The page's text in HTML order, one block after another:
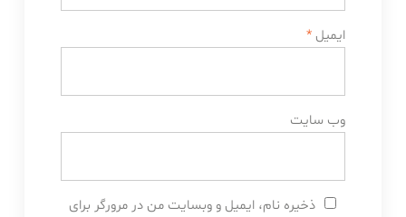
ایمیل *
وب‌ سایت
ذخیره نام، ایمیل و وبسایت من در مرورگر برای